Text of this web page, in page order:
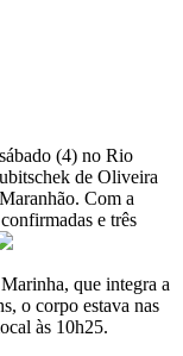
(4) no Rio
de Oliveira
Com a
e três
que integra a
o corpo estava nas
às 10h25.